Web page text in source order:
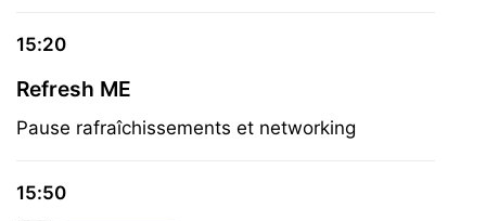
15:20
Refresh ME
Pause rafraîchissements et networking
15:50